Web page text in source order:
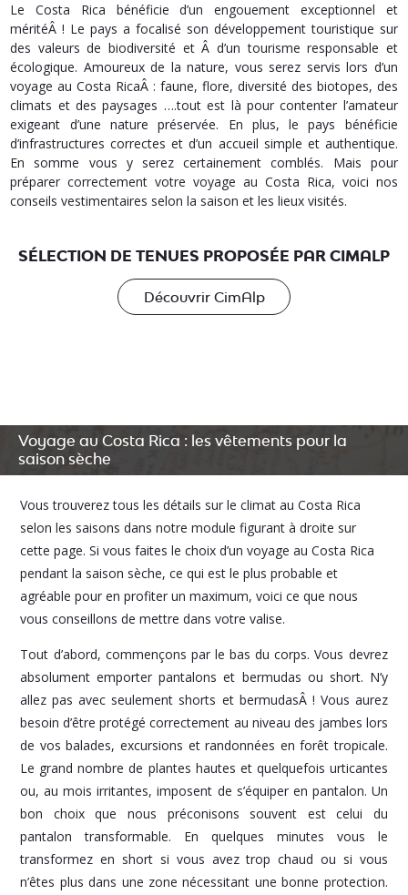
Le Costa Rica bénéficie d’un engouement exceptionnel et
méritéÂ ! Le pays a focalisé son développement touristique sur
des valeurs de biodiversité et Â d’un tourisme responsable et
écologique. Amoureux de la nature, vous serez servis lors d’un
voyage au Costa RicaÂ : faune, flore, diversité des biotopes, des
climats et des paysages ….tout est là pour contenter l’amateur
exigeant d’une nature préservée. En plus, le pays bénéficie
d’infrastructures correctes et d’un accueil simple et authentique.
En somme vous y serez certainement comblés. Mais pour
préparer correctement votre voyage au Costa Rica, voici nos
conseils vestimentaires selon la saison et les lieux visités.
SÉLECTION DE TENUES PROPOSÉE PAR CIMALP
Découvrir CimAlp
Voyage au Costa Rica : les vêtements pour la
saison sèche
Vous trouverez tous les détails sur le climat au Costa Rica
selon les saisons dans notre module figurant à droite sur
cette page. Si vous faites le choix d’un voyage au Costa Rica
pendant la saison sèche, ce qui est le plus probable et
agréable pour en profiter un maximum, voici ce que nous
vous conseillons de mettre dans votre valise.
Tout d’abord, commençons par le bas du corps. Vous devrez
absolument emporter pantalons et bermudas ou short. N’y
allez pas avec seulement shorts et bermudasÂ ! Vous aurez
besoin d’être protégé correctement au niveau des jambes lors
de vos balades, excursions et randonnées en forêt tropicale.
Le grand nombre de plantes hautes et quelquefois urticantes
ou, au mois irritantes, imposent de s’équiper en pantalon. Un
bon choix que nous préconisons souvent est celui du
pantalon transformable. En quelques minutes vous le
transformez en short si vous avez trop chaud ou si vous
n’êtes plus dans une zone nécessitant une bonne protection.